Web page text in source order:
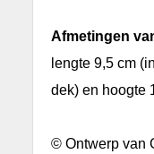
Afmetingen
lengte 9,5 cm
dek) en hoogte
© Ontwerp van